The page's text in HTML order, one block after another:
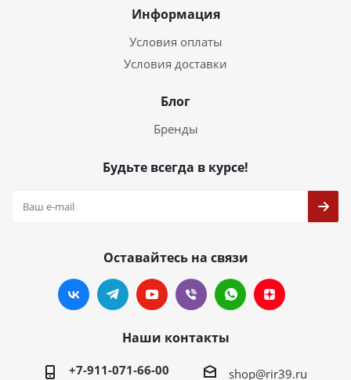
Информация
Условия оплаты
Условия доставки
Блог
Бренды
Будьте всегда в курсе!
Оставайтесь на связи
Наши контакты
+7-911-071-66-00 shop@rir39.ru